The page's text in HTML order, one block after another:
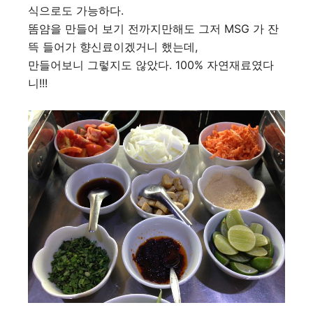
식으로도 가능하다.
똠얌을 만들어 보기 전까지만해도 그저 MSG 가 잔
뜩 들어가 향신료이겠거니 했는데,
만들어보니 그렇지도 않았다. 100% 자연재료였다
니!!!